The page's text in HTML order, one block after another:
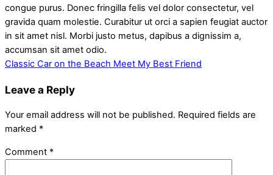
congue purus. Donec fringilla felis vel dolor consectetur, vel
gravida quam molestie. Curabitur ut orci a sapien feugiat auctor
in sit amet nisl. Morbi justo metus, dapibus a dignissim a,
accumsan sit amet odio.
Classic Car on the Beach Meet My Best Friend
Leave a Reply
Your email address will not be published. Required fields are
marked *
Comment *